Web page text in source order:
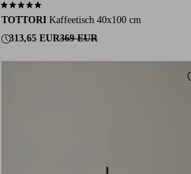
TOTTORI Kaffeetisch 40x100 cm
313,65 EUR369 EUR
5,0 basierend auf 2 Bewertungen